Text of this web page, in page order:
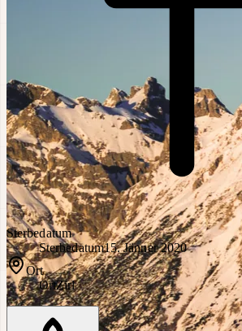
Sterbedatum
Sterbedatum15. Jänner 2020
Ort
OrtZirl